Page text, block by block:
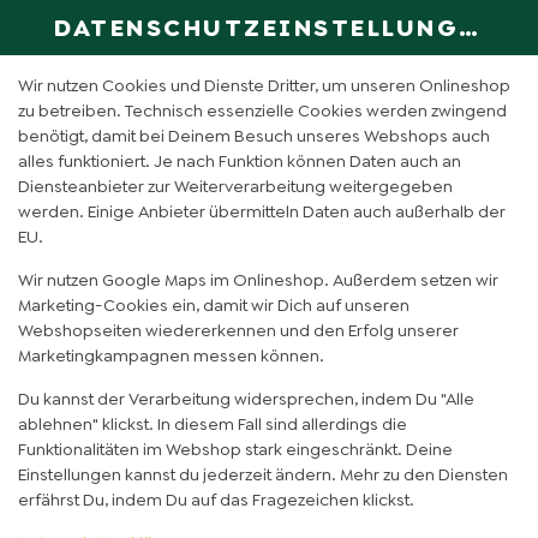
DATENSCHUTZEINSTELLUNGEN
Wir nutzen Cookies und Dienste Dritter, um unseren Onlineshop
zu betreiben. Technisch essenzielle Cookies werden zwingend
benötigt, damit bei Deinem Besuch unseres Webshops auch
alles funktioniert. Je nach Funktion können Daten auch an
Diensteanbieter zur Weiterverarbeitung weitergegeben
werden. Einige Anbieter übermitteln Daten auch außerhalb der
EU.
Wir nutzen Google Maps im Onlineshop. Außerdem setzen wir
Marketing-Cookies ein, damit wir Dich auf unseren
Webshopseiten wiedererkennen und den Erfolg unserer
Marketingkampagnen messen können.
Du kannst der Verarbeitung widersprechen, indem Du "Alle
ablehnen" klickst. In diesem Fall sind allerdings die
Funktionalitäten im Webshop stark eingeschränkt. Deine
Einstellungen kannst du jederzeit ändern. Mehr zu den Diensten
erfährst Du, indem Du auf das Fragezeichen klickst.
DE
GRASHÜPFER (0,5L)